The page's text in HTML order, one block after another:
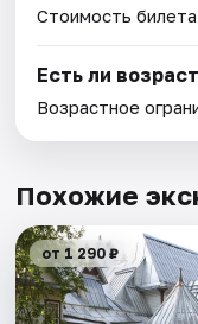
Стоимость
Есть ли
Возрастное
Похожие
от 1 290 ₽